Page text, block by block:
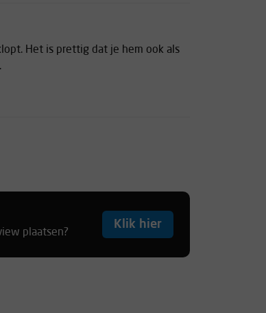
Het is prettig dat je hem ook als
plaatsen?
Klik hier